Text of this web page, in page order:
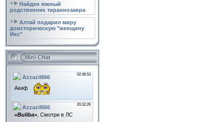
Найден южный
родственник тираннозавра
Алтай подарил миру
доисторическую "женщину
Икс"
Mini-CHat